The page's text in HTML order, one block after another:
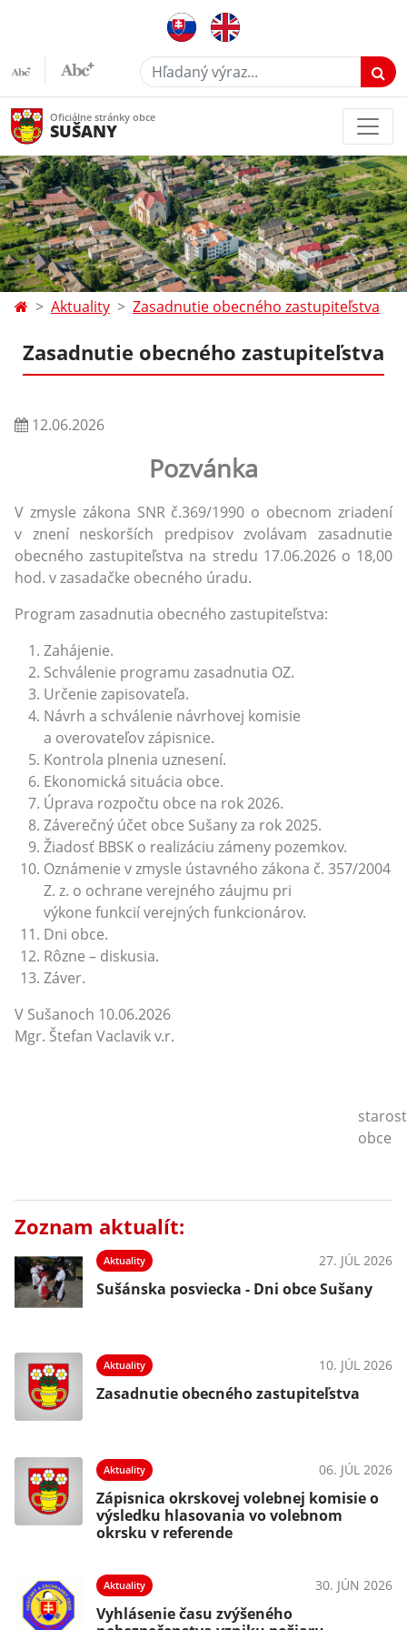
Hľadaný výraz...
Oficiálne stránky obce
SUŠANY
Aktuality Zasadnutie obecného zastupiteľstva
Zasadnutie obecného zastupiteľstva
12.06.2026
Pozvánka
V zmysle zákona SNR č.369/1990 o obecnom zriadení
v znení neskorších predpisov zvolávam zasadnutie
obecného zastupiteľstva na stredu 17.06.2026 o 18,00
hod. v zasadačke obecného úradu.
Program zasadnutia obecného zastupiteľstva:
Zahájenie.
Schválenie programu zasadnutia OZ.
Určenie zapisovateľa.
Návrh a schválenie návrhovej komisie
a overovateľov zápisnice.
Kontrola plnenia uznesení.
Ekonomická situácia obce.
Úprava rozpočtu obce na rok 2026.
Záverečný účet obce Sušany za rok 2025.
Žiadosť BBSK o realizáciu zámeny pozemkov.
Oznámenie v zmysle ústavného zákona č. 357/2004
Z. z. o ochrane verejného záujmu pri
výkone funkcií verejných funkcionárov.
Dni obce.
Rôzne – diskusia.
Záver.
V Sušanoch 10.06.2026
Mgr. Štefan Vaclavik v.r.
obce
Zoznam aktualít:
Aktuality 27. JÚL 2026
Sušánska posviecka - Dni obce Sušany
Aktuality 10. JÚL 2026
Zasadnutie obecného zastupiteľstva
Aktuality 06. JÚL 2026
Zápisnica okrskovej volebnej komisie o
výsledku hlasovania vo volebnom
okrsku v referende
Aktuality 30. JÚN 2026
Vyhlásenie času zvýšeného